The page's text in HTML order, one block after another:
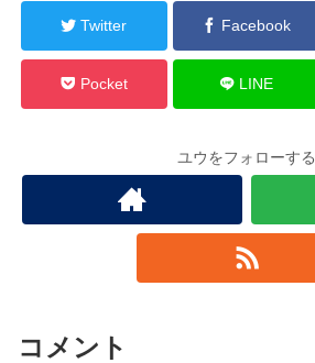
Twitter Facebook
Pocket LINE
ユウをフォローする
コメント